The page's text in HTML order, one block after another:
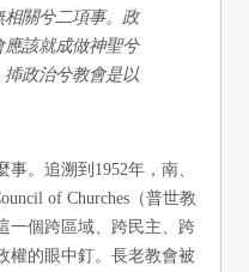
關兮二項事。政
該就成做神聖兮
政治兮教會是以
。追溯到1952年，南、
of Churches（普世教
一個跨區域、跨民主、跨
權的眼中釘。長老教會被